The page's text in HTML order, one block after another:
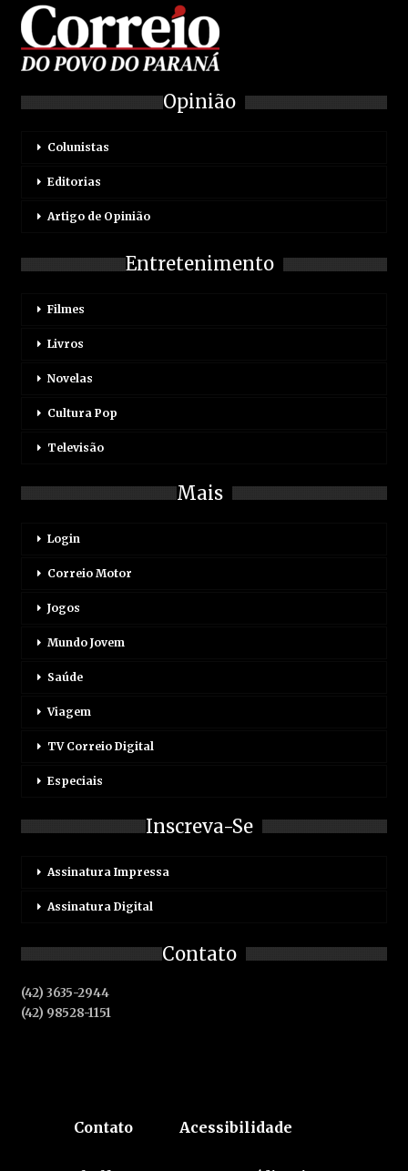
Opinião
Colunistas
Editorias
Artigo de Opinião
Entretenimento
Filmes
Livros
Novelas
Cultura Pop
Televisão
Mais
Login
Correio Motor
Jogos
Mundo Jovem
Saúde
Viagem
TV Correio Digital
Especiais
Inscreva-Se
Assinatura Impressa
Assinatura Digital
Contato
(42) 3635-2944
(42) 98528-1151
Contato Acessibilidade